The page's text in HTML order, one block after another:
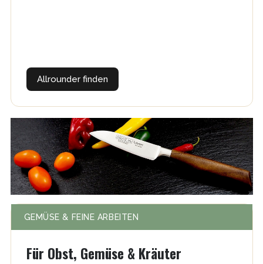
Allrounder finden
GEMÜSE & FEINE ARBEITEN
Für Obst, Gemüse & Kräuter